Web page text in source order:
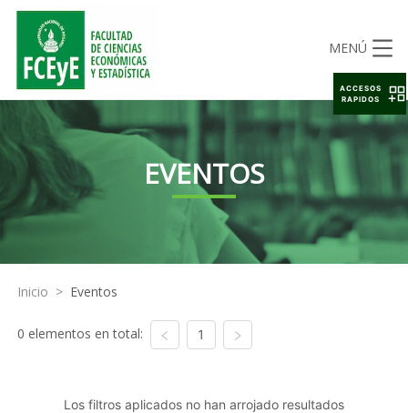
MENÚ
EVENTOS
Inicio > Eventos
0 elementos en total: 1
Los filtros aplicados no han arrojado resultados
ACCESOS
RAPIDOS